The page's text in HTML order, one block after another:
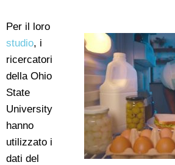
Per il loro
studio, i
ricercatori
della Ohio
State
University
hanno
utilizzato i
dati del